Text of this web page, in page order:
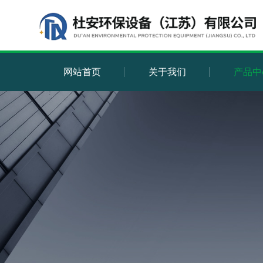
网站首页 关于我们 产品